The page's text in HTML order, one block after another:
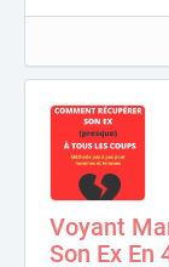
Voyant
Son Ex En